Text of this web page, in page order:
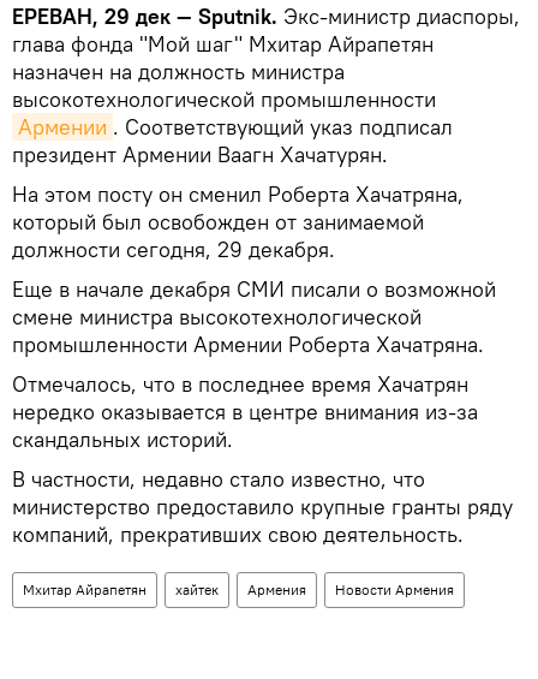
ЕРЕВАН, 29 дек — Sputnik. Экс-министр диаспоры,
глава фонда "Мой шаг" Мхитар Айрапетян
назначен на должность министра
высокотехнологической промышленности
Армении . Соответствующий указ подписал
президент Армении Ваагн Хачатурян.
На этом посту он сменил Роберта Хачатряна,
который был освобожден от занимаемой
должности сегодня, 29 декабря.
Еще в начале декабря СМИ писали о возможной
смене министра высокотехнологической
промышленности Армении Роберта Хачатряна.
Отмечалось, что в последнее время Хачатрян
нередко оказывается в центре внимания из-за
скандальных историй.
В частности, недавно стало известно, что
министерство предоставило крупные гранты ряду
компаний, прекративших свою деятельность.
Мхитар Айрапетян хайтек Армения Новости Армения